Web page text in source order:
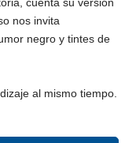
nos invita
negro y tintes de
al mismo tiempo.